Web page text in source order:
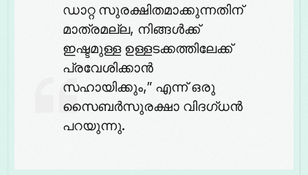
ഡാറ്റ സുരക്ഷിതമാക്കുന്നതിന്
മാത്രമല്ല, നിങ്ങൾക്ക്
ഇഷ്ടമുള്ള ഉള്ളടക്കത്തിലേക്ക്
പ്രവേശിക്കാൻ
സഹായിക്കും,” എന്ന് ഒരു
സൈബർസുരക്ഷാ വിദഗ്ധൻ
പറയുന്നു.